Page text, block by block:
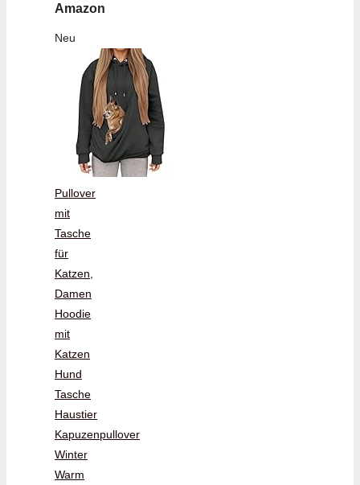
Amazon
Neu
Pullover
mit
Tasche
für
Katzen,
Damen
Hoodie
mit
Katzen
Hund
Tasche
Haustier
Kapuzenpullover
Winter
Warm